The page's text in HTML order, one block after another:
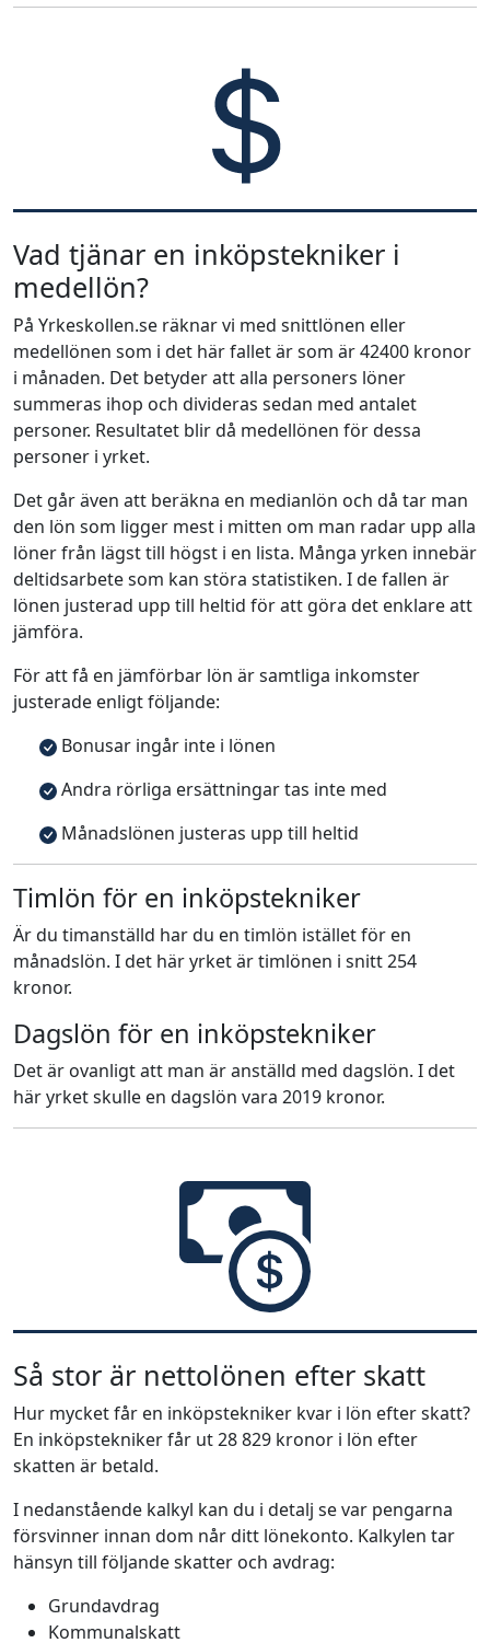
Vad tjänar en inköpstekniker i
medellön?
På Yrkeskollen.se räknar vi med snittlönen eller
medellönen som i det här fallet är som är 42400 kronor
i månaden. Det betyder att alla personers löner
summeras ihop och divideras sedan med antalet
personer. Resultatet blir då medellönen för dessa
personer i yrket.
Det går även att beräkna en medianlön och då tar man
den lön som ligger mest i mitten om man radar upp alla
löner från lägst till högst i en lista. Många yrken innebär
deltidsarbete som kan störa statistiken. I de fallen är
lönen justerad upp till heltid för att göra det enklare att
jämföra.
För att få en jämförbar lön är samtliga inkomster
justerade enligt följande:
Bonusar ingår inte i lönen
Andra rörliga ersättningar tas inte med
Månadslönen justeras upp till heltid
Timlön för en inköpstekniker
Är du timanställd har du en timlön istället för en
månadslön. I det här yrket är timlönen i snitt 254
kronor.
Dagslön för en inköpstekniker
Det är ovanligt att man är anställd med dagslön. I det
här yrket skulle en dagslön vara 2019 kronor.
Så stor är nettolönen efter skatt
Hur mycket får en inköpstekniker kvar i lön efter skatt?
En inköpstekniker får ut 28 829 kronor i lön efter
skatten är betald.
I nedanstående kalkyl kan du i detalj se var pengarna
försvinner innan dom når ditt lönekonto. Kalkylen tar
hänsyn till följande skatter och avdrag:
Grundavdrag
Kommunalskatt